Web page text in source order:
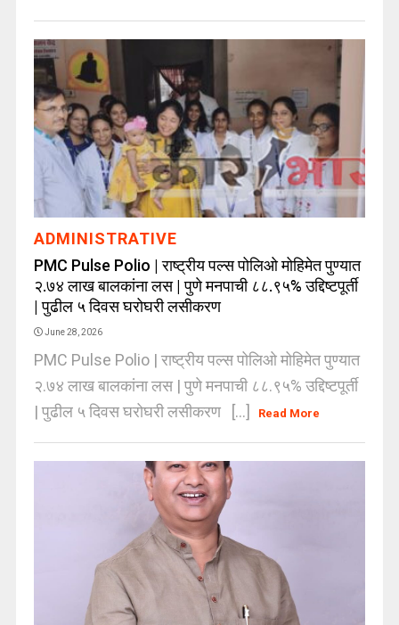
ADMINISTRATIVE
PMC Pulse Polio | राष्ट्रीय पल्स पोलिओ मोहिमेत पुण्यात
२.७४ लाख बालकांना लस | पुणे मनपाची ८८.९५% उद्दिष्टपूर्ती
| पुढील ५ दिवस घरोघरी लसीकरण
June 28, 2026
PMC Pulse Polio | राष्ट्रीय पल्स पोलिओ मोहिमेत पुण्यात
२.७४ लाख बालकांना लस | पुणे मनपाची ८८.९५% उद्दिष्टपूर्ती
| पुढील ५ दिवस घरोघरी लसीकरण [...]
Read More